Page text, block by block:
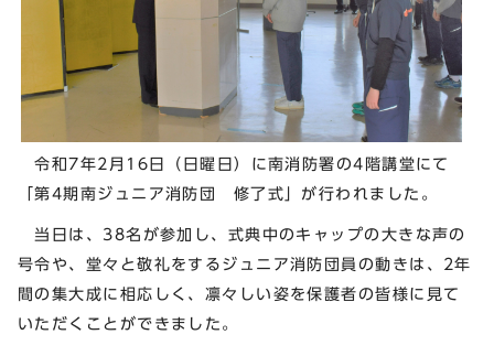
令和7年2月16日（日曜日）に南消防署の4階講堂にて
「第4期南ジュニア消防団 修了式」が行われました。
当日は、38名が参加し、式典中のキャップの大きな声の
号令や、堂々と敬礼をするジュニア消防団員の動きは、2年
間の集大成に相応しく、凛々しい姿を保護者の皆様に見て
いただくことができました。